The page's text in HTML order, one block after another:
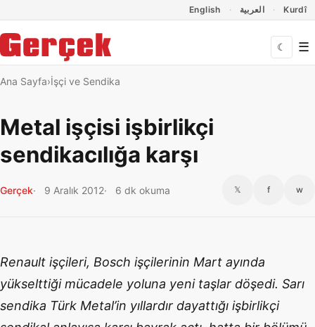
English العربية Kurdî
☾ ☰
Ana Sayfa İşçi ve Sendika
Metal işçisi işbirlikçi
sendikacılığa karşı
Gerçek 9 Aralık 2012 6 dk okuma 𝕏 f w
Renault işçileri, Bosch işçilerinin Mart ayında
yükselttiği mücadele yoluna yeni taşlar döşedi. Sarı
sendika Türk Metal’in yıllardır dayattığı işbirlikçi